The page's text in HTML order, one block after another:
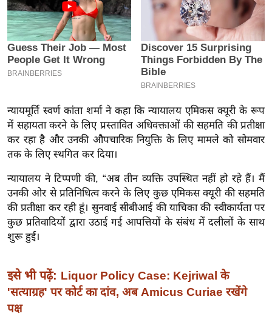
इ
म
ई
-
पे
र
मि
सा
ल
बे
मि
सा
ल
ख्सि
य
त
न्यायमूर्ति स्वर्ण कांता शर्मा ने कहा कि न्यायालय एमिकस क्यूरी के रूप
में सहायता करने के लिए प्रस्तावित अधिवक्ताओं की सहमति की प्रतीक्षा
कर रहा है और उनकी औपचारिक नियुक्ति के लिए मामले को सोमवार
तक के लिए स्थगित कर दिया।
न्यायालय ने टिप्पणी की, “अब तीन व्यक्ति उपस्थित नहीं हो रहे हैं। मैं
उनकी ओर से प्रतिनिधित्व करने के लिए कुछ एमिकस क्यूरी की सहमति
की प्रतीक्षा कर रही हूं। सुनवाई सीबीआई की याचिका की स्वीकार्यता पर
कुछ प्रतिवादियों द्वारा उठाई गई आपत्तियों के संबंध में दलीलों के साथ
शुरू हुई।
इसे भी पढ़ें: Liquor Policy Case: Kejriwal के
'सत्याग्रह' पर कोर्ट का दांव, अब Amicus Curiae रखेंगे
पक्ष